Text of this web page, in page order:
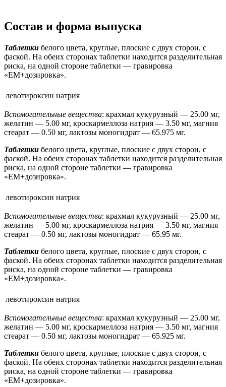
Состав и форма выпуска
Таблетки белого цвета, круглые, плоские с двух сторон, с
фаской. На обеих сторонах таблетки находится разделительная
риска, на одной стороне таблетки — гравировка
«ЕМ+дозировка».
левотироксин натрия
Вспомогательные вещества: крахмал кукурузный — 25.00 мг,
желатин — 5.00 мг, кроскармеллоза натрия — 3.50 мг, магния
стеарат — 0.50 мг, лактозы моногидрат — 65.975 мг.
Таблетки белого цвета, круглые, плоские с двух сторон, с
фаской. На обеих сторонах таблетки находится разделительная
риска, на одной стороне таблетки — гравировка
«ЕМ+дозировка».
левотироксин натрия
Вспомогательные вещества: крахмал кукурузный — 25.00 мг,
желатин — 5.00 мг, кроскармеллоза натрия — 3.50 мг, магния
стеарат — 0.50 мг, лактозы моногидрат — 65.95 мг.
Таблетки белого цвета, круглые, плоские с двух сторон, с
фаской. На обеих сторонах таблетки находится разделительная
риска, на одной стороне таблетки — гравировка
«ЕМ+дозировка».
левотироксин натрия
Вспомогательные вещества: крахмал кукурузный — 25.00 мг,
желатин — 5.00 мг, кроскармеллоза натрия — 3.50 мг, магния
стеарат — 0.50 мг, лактозы моногидрат — 65.925 мг.
Таблетки белого цвета, круглые, плоские с двух сторон, с
фаской. На обеих сторонах таблетки находится разделительная
риска, на одной стороне таблетки — гравировка
«ЕМ+дозировка».